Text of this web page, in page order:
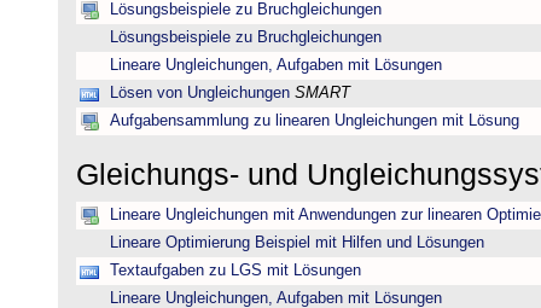
Lösungsbeispiele zu Bruchgleichungen
Lösungsbeispiele zu Bruchgleichungen
Lineare Ungleichungen, Aufgaben mit Lösungen
Lösen von Ungleichungen SMART
Aufgabensammlung zu linearen Ungleichungen mit Lösung
Gleichungs- und
Lineare Ungleichungen mit Anwendungen zur linearen
Lineare Optimierung Beispiel mit Hilfen und Lösungen
Textaufgaben zu LGS mit Lösungen
Lineare Ungleichungen, Aufgaben mit Lösungen